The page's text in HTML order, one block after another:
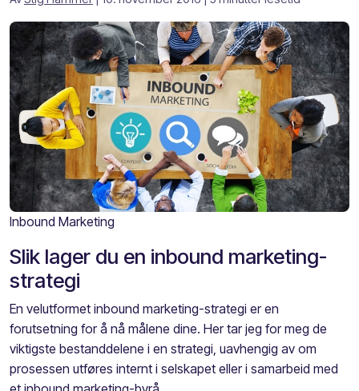
Inbound Marketing
Slik lager du en inbound marketing-
strategi
En velutformet inbound marketing-strategi er en
forutsetning for å nå målene dine. Her tar jeg for meg de
viktigste bestanddelene i en strategi, uavhengig av om
prosessen utføres internt i selskapet eller i samarbeid med